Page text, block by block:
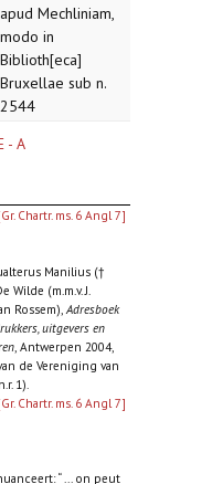
apud Mechliniam,
modo in
Biblioth[eca]
Bruxellae sub n.
2544
- A
Chartr. ms. 6 Angl 7]
Manilius (†
Wilde (m.m.v. J.
Rossem), Adresboek
uitgevers en
, Antwerpen 2004,
de Vereniging van
1).
Chartr. ms. 6 Angl 7]
“ ... on peut